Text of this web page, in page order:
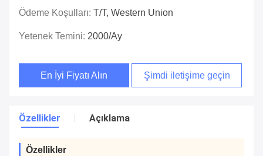
Ödeme Koşulları: T/t, Western Union
Yetenek Temini: 2000/ay
En İyi Fiyatı Alın Şimdi iletişime geçin
Özellikler Açıklama
Özellikler